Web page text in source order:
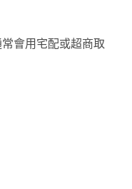
會用宅配或超商取